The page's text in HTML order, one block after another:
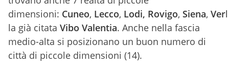
dimensioni: Cuneo, Lecco, Lodi, Rovigo, Siena,
la già citata Vibo Valentia. Anche nella fascia
medio-alta si posizionano un buon numero di
città di piccole dimensioni (14).